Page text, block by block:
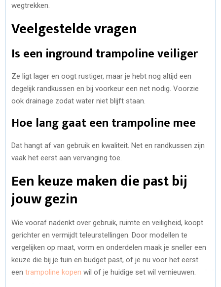
wegtrekken.
Veelgestelde vragen
Is een inground trampoline veiliger
Ze ligt lager en oogt rustiger, maar je hebt nog altijd een
degelijk randkussen en bij voorkeur een net nodig. Voorzie
ook drainage zodat water niet blijft staan.
Hoe lang gaat een trampoline mee
Dat hangt af van gebruik en kwaliteit. Net en randkussen zijn
vaak het eerst aan vervanging toe.
Een keuze maken die past bij
jouw gezin
Wie vooraf nadenkt over gebruik, ruimte en veiligheid, koopt
gerichter en vermijdt teleurstellingen. Door modellen te
vergelijken op maat, vorm en onderdelen maak je sneller een
keuze die bij je tuin en budget past, of je nu voor het eerst
een trampoline kopen wil of je huidige set wil vernieuwen.